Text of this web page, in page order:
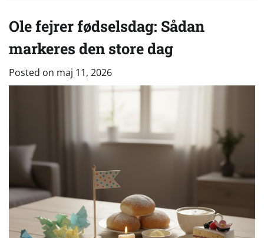
Ole fejrer fødselsdag: Sådan
markeres den store dag
Posted on maj 11, 2026